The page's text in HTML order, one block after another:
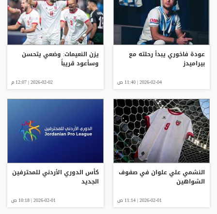
عودة فاخوري يبدأ رحلته مع
بيراميدز
2026-02-04 | 11:40 ص
يزن النعيمات: وضعي يتحسن
وسأعود قريباً
2026-02-02 | 12:07 م
النشمي علي علوان في صفوف
الشواهين
2026-02-01 | 11:14 ص
كأس الدوري الأردني للمحترفين
الجديد
2026-02-01 | 10:18 ص